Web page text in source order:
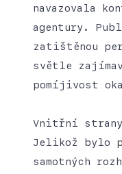
navazovala
agentury.
zatištěnou
světle
pomíjivost
Vnitřní strany
Jelikož bylo
samotných